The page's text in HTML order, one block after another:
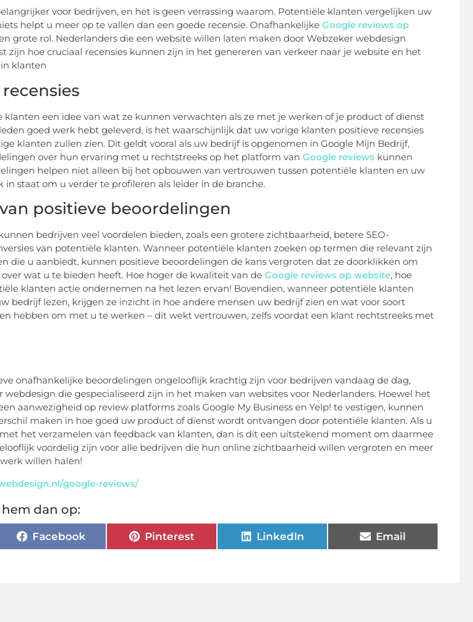
voor bedrijven, en het is geen verrassing waarom. Potentiële klanten vergelijken uw
helpt u meer op te vallen dan een goede recensie. Onafhankelijke Google reviews op
grote rol. Nederlanders die een website willen laten maken door Webzeker webdesign
zijn hoe cruciaal recensies kunnen zijn in het genereren van verkeer naar je website en het
klanten
klanten een idee van wat ze kunnen verwachten als ze met je werken of je product of dienst
goed werk hebt geleverd, is het waarschijnlijk dat uw vorige klanten positieve recensies
klanten zullen zien. Dit geldt vooral als uw bedrijf is opgenomen in Google Mijn Bedrijf,
over hun ervaring met u rechtstreeks op het platform van Google reviews kunnen
helpen niet alleen bij het opbouwen van vertrouwen tussen potentiële klanten en uw
in staat om u verder te profileren als leider in de branche.
positieve beoordelingen
bedrijven veel voordelen bieden, zoals een grotere zichtbaarheid, betere SEO-
van potentiële klanten. Wanneer potentiële klanten zoeken op termen die relevant zijn
die u aanbiedt, kunnen positieve beoordelingen de kans vergroten dat ze doorklikken om
wat u te bieden heeft. Hoe hoger de kwaliteit van de Google reviews op website, hoe
klanten actie ondernemen na het lezen ervan! Bovendien, wanneer potentiële klanten
bedrijf lezen, krijgen ze inzicht in hoe andere mensen uw bedrijf zien en wat voor soort
hebben om met u te werken – dit wekt vertrouwen, zelfs voordat een klant rechtstreeks met
onafhankelijke beoordelingen ongelooflijk krachtig zijn voor bedrijven vandaag de dag,
webdesign die gespecialiseerd zijn in het maken van websites voor Nederlanders. Hoewel het
aanwezigheid op review platforms zoals Google My Business en Yelp! te vestigen, kunnen
maken in hoe goed uw product of dienst wordt ontvangen door potentiële klanten. Als u
het verzamelen van feedback van klanten, dan is dit een uitstekend moment om daarmee
voordelig zijn voor alle bedrijven die hun online zichtbaarheid willen vergroten en meer
willen halen!
google-reviews/
dan op:
Facebook Pinterest LinkedIn Email